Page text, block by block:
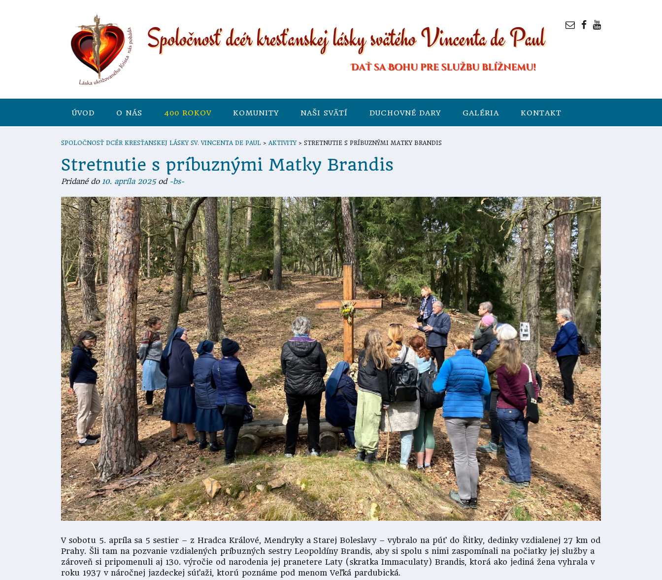
ÚVOD O NÁS 400 ROKOV KOMUNITY NAŠI SVÄTÍ DUCHOVNÉ DARY GALÉRIA KONTAKT
SPOLOČNOSŤ DCÉR KRESŤANSKEJ LÁSKY SV. VINCENTA DE PAUL > AKTIVITY> STRETNUTIE S PRÍBUZNÝMI MATKY BRANDIS
Stretnutie s príbuznými Matky Brandis
Pridané do 10. apríla 2025od -bs-
V sobotu 5. apríla sa 5 sestier – z Hradca Králové, Mendryky a Starej Boleslavy – vybralo na púť do Řitky, dedinky vzdialenej 27 km od
Prahy. Šli tam na pozvanie vzdialených príbuzných sestry Leopoldíny Brandis, aby si spolu s nimi zaspomínali na počiatky jej služby a
zároveň si pripomenuli aj 130. výročie od narodenia jej pranetere Laty (skratka Immaculaty) Brandis, ktorá ako jediná žena vyhrala v
roku 1937 v náročnej jazdeckej súťaži, ktorú poznáme pod menom Veľká pardubická.